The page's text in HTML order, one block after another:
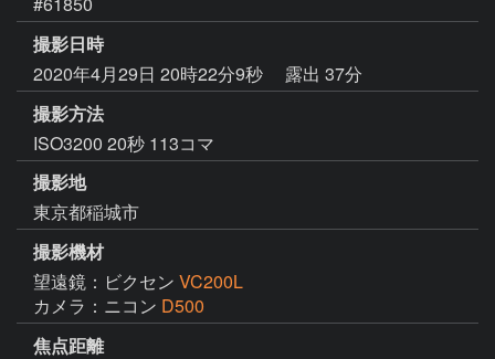
撮影日時
2020年4月29日 20時22分9秒
露出 37分
撮影方法
ISO3200 20秒 113コマ
撮影地
東京都稲城市
撮影機材
望遠鏡：ビクセン VC200L
カメラ：ニコン D500
焦点距離